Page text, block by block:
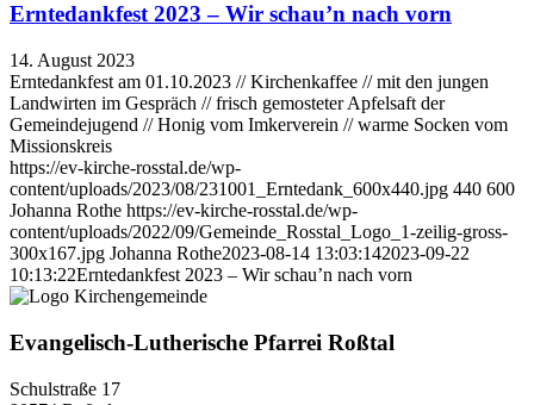
Erntedankfest 2023 – Wir schau’n nach vorn
14. August 2023
Erntedankfest am 01.10.2023 // Kirchenkaffee // mit den jungen
Landwirten im Gespräch // frisch gemosteter Apfelsaft der
Gemeindejugend // Honig vom Imkerverein // warme Socken vom
Missionskreis
https://ev-kirche-rosstal.de/wp-
content/uploads/2023/08/231001_Erntedank_600x440.jpg 440 600
Johanna Rothe https://ev-kirche-rosstal.de/wp-
content/uploads/2022/09/Gemeinde_Rosstal_Logo_1-zeilig-gross-
300x167.jpg Johanna Rothe2023-08-14 13:03:142023-09-22
10:13:22Erntedankfest 2023 – Wir schau’n nach vorn
Evangelisch-Lutherische Pfarrei Roßtal
Schulstraße 17